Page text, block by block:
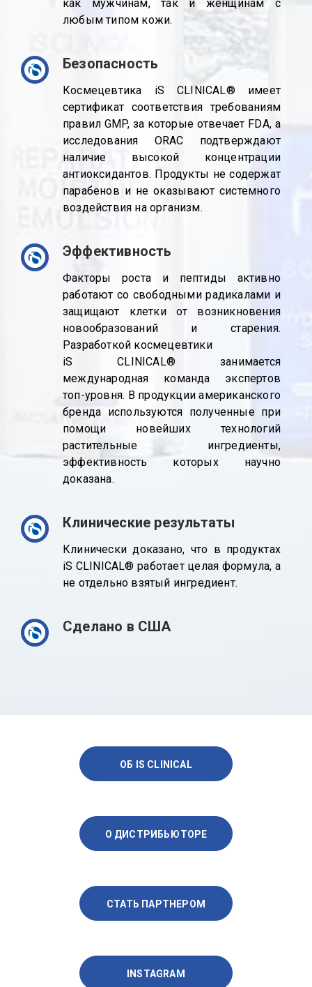
как мужчинам, так и женщинам с
любым типом кожи.
Безопасность
Космецевтика iS CLINICAL® имеет
сертификат соответствия требованиям
правил GMP, за которые отвечает FDA, а
исследования ORAC подтверждают
наличие высокой концентрации
антиоксидантов. Продукты не содержат
парабенов и не оказывают системного
воздействия на организм.
Эффективность
Факторы роста и пептиды активно
работают со свободными радикалами и
защищают клетки от возникновения
новообразований и старения.
Разработкой космецевтики
iS CLINICAL® занимается
международная команда экспертов
топ-уровня. В продукции американского
бренда используются полученные при
помощи новейших технологий
растительные ингредиенты,
эффективность которых научно
доказана.
Клинические результаты
Клинически доказано, что в продуктах
iS CLINICAL® работает целая формула, а
не отдельно взятый ингредиент.
Сделано в США
ОБ IS CLINICAL
О ДИСТРИБЬЮТОРЕ
СТАТЬ ПАРТНЕРОМ
INSTAGRAM